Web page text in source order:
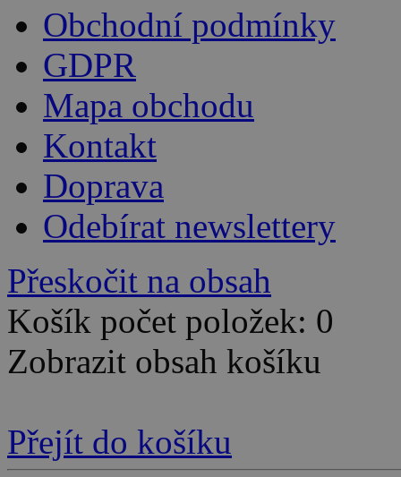
Obchodní podmínky
GDPR
Mapa obchodu
Kontakt
Doprava
Odebírat newslettery
Přeskočit na obsah
Košík počet položek: 0
Zobrazit obsah košíku
Přejít do košíku